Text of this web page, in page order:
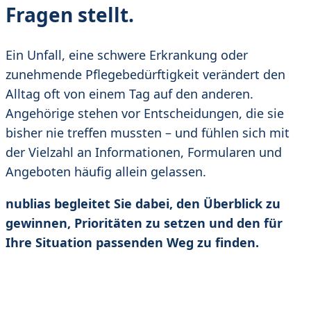
Fragen stellt.
Ein Unfall, eine schwere Erkrankung oder
zunehmende Pflegebedürftigkeit verändert den
Alltag oft von einem Tag auf den anderen.
Angehörige stehen vor Entscheidungen, die sie
bisher nie treffen mussten – und fühlen sich mit
der Vielzahl an Informationen, Formularen und
Angeboten häufig allein gelassen.
nublias begleitet Sie dabei, den Überblick zu
gewinnen, Prioritäten zu setzen und den für
Ihre Situation passenden Weg zu finden.